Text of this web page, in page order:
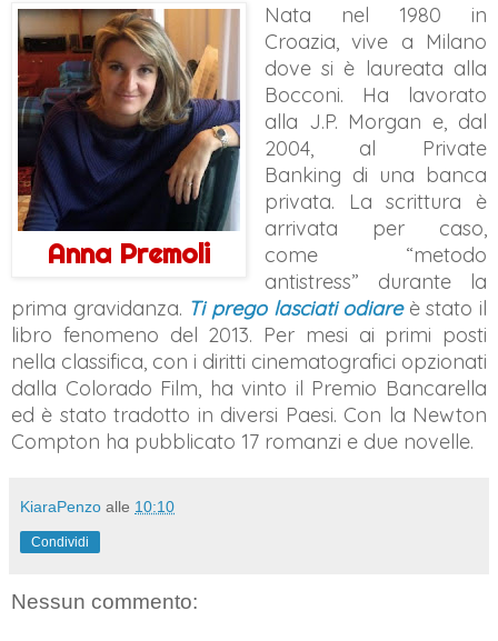
Anna Premoli
Nata nel 1980 in
Croazia, vive a Milano
dove si è laureata alla
Bocconi. Ha lavorato
alla J.P. Morgan e, dal
2004, al Private
Banking di una banca
privata. La scrittura è
arrivata per caso,
come “metodo
antistress” durante la
prima gravidanza. Ti prego lasciati odiareè stato il
libro fenomeno del 2013. Per mesi ai primi posti
nella classifica, con i diritti cinematografici opzionati
dalla Colorado Film, ha vinto il Premio Bancarella
ed è stato tradotto in diversi Paesi. Con la Newton
Compton ha pubblicato 17 romanzi e due novelle.
KiaraPenzo alle 10:10
Condividi
Nessun commento: